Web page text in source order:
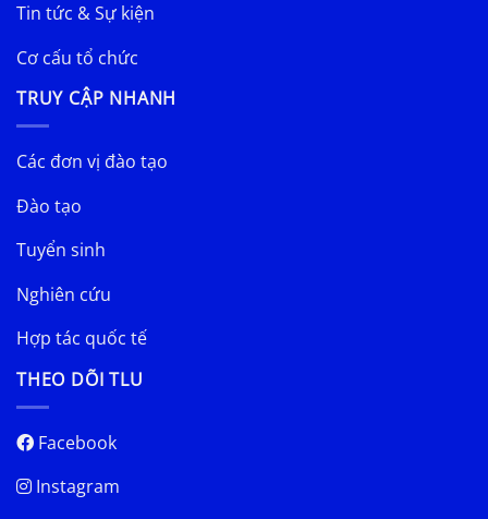
Tin tức & Sự kiện
Cơ cấu tổ chức
TRUY CẬP NHANH
Các đơn vị đào tạo
Đào tạo
Tuyển sinh
Nghiên cứu
Hợp tác quốc tế
THEO DÕI TLU
Facebook
Instagram